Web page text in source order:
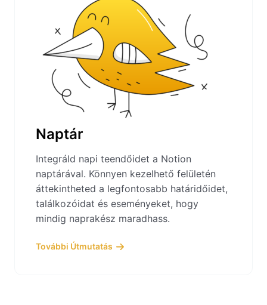
Naptár
Integráld napi teendőidet a Notion
naptárával. Könnyen kezelhető felületén
áttekintheted a legfontosabb határidőidet,
találkozóidat és eseményeket, hogy
mindig naprakész maradhass.
További Útmutatás